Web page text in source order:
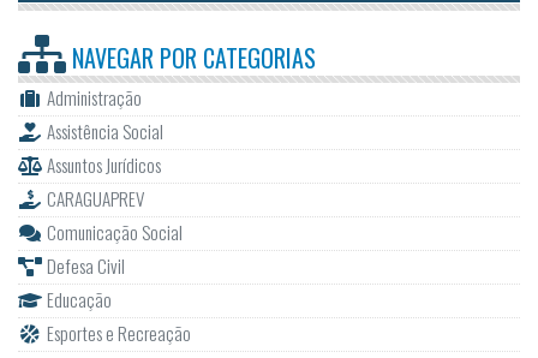
NAVEGAR POR CATEGORIAS
Administração
Assistência Social
Assuntos Jurídicos
CARAGUAPREV
Comunicação Social
Defesa Civil
Educação
Esportes e Recreação